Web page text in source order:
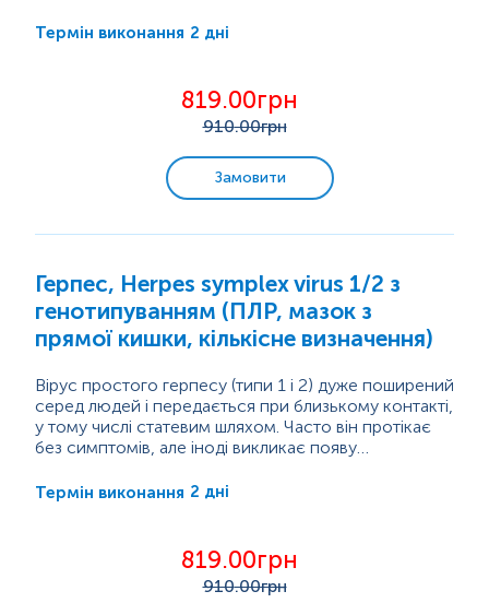
слизових оболонках (губи, рот, статеві органи, очі).
«прокидатися», викликаючи нові висипання.
оскільки може...
Термін виконання 2 дні
819.00грн
910.00грн
Замовити
Герпес, Herpes symplex virus 1/2 з
генотипуванням (ПЛР, мазок з
прямої кишки, кількісне визначення)
Вірус простого герпесу (типи 1 і 2) дуже поширений
серед людей і передається при близькому контакті,
у тому числі статевим шляхом. Часто він протікає
без симптомів, але іноді викликає появу
слизових оболонках (губи, рот, статеві органи, очі).
«прокидатися», викликаючи нові висипання.
оскільки може...
Термін виконання 2 дні
819.00грн
910.00грн